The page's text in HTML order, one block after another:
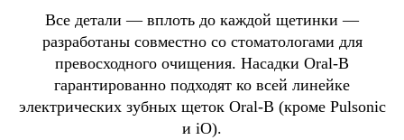
Все детали — вплоть до каждой щетинки —
разработаны совместно со стоматологами для
превосходного очищения. Насадки Oral-B
гарантированно подходят ко всей линейке
электрических зубных щеток Oral-B (кроме Pulsonic
и iO).